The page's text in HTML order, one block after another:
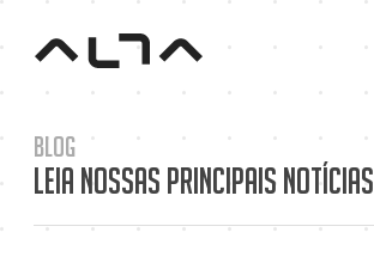
Blog
Leia nossas principais notícias